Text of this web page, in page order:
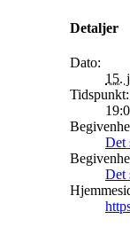
Detaljer
Dato:
15.
Tidspunkt:
Det
Det